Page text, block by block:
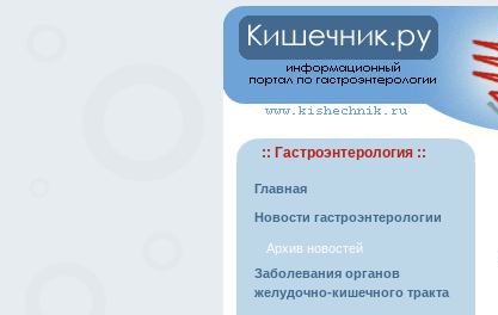
:: Гастроэнтерология ::
Главная
Новости гастроэнтерологии
Архив новостей
Заболевания органов
желудочно-кишечного тракта